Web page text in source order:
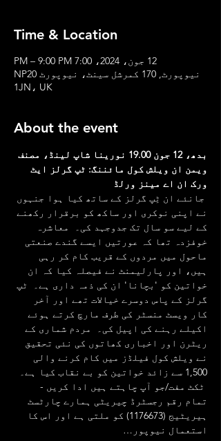
Time & Location
12 جون، 2024، 7:00 PM – 9:00 PM
نیوپورٹ, 170 کمرشل سینٹ، نیوپورٹ NP20
1JN، UK
About the event
بدھ، 12 جون 19.00 نورینا شاپ لینڈ، مصنف
ویمن ان ویلش کول مائننگ: ٹپ گرلز ایٹ
ورک ان اے مینز ورلڈ
جانئے ان ٹِپ گرلز کے ساتھ کیا ہوا جنہوں
نے اپنی نوکری اور ساکھ کو برقرار رکھنے
کے لیے سو سال تک جدوجہد کی۔  معاشرہ
خوفزدہ تھا کہ عورتیں ایسے گندے صنعتی
ماحول میں مردوں کے قریب کام کر رہی
ہیں، اور پارلیمنٹ نے فیصلہ کیا کہ ان
خواتین کو 'بچانا' ان کی ذمہ داری ہے۔  ٹپ
گرلز کے پاس دوسرے خیالات تھے اور آخر
کار ویسٹ منسٹر کی طرف مارچ کرتے ہوئے
اکیلے رہنے کی اپیل کی۔  مردم شماری کے
ریٹرن اور اخباری کھاتوں کی نئی تحقیق
نے ویلش کول فیلڈز میں کام کرنے والی
1,500 سے زائد خواتین کو بے نقاب کیا ہے۔
ٹکٹ مفت/جو آپ چاہتے ہیں ادا کریں -
تمام رقم رجسٹرڈ چیریٹی ہمارے چارٹسٹ
ہیریٹیج (1176673) کو ملتی ہے اور اس کا
استعمال نیوپور…